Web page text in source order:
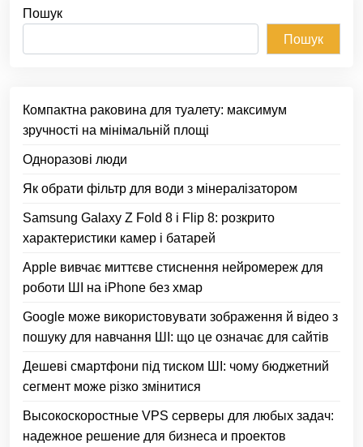
Пошук
Пошук
Компактна раковина для туалету: максимум
зручності на мінімальній площі
Одноразові люди
Як обрати фільтр для води з мінералізатором
Samsung Galaxy Z Fold 8 і Flip 8: розкрито
характеристики камер і батарей
Apple вивчає миттєве стиснення нейромереж для
роботи ШІ на iPhone без хмар
Google може використовувати зображення й відео з
пошуку для навчання ШІ: що це означає для сайтів
Дешеві смартфони під тиском ШІ: чому бюджетний
сегмент може різко змінитися
Высокоскоростные VPS серверы для любых задач:
надежное решение для бизнеса и проектов